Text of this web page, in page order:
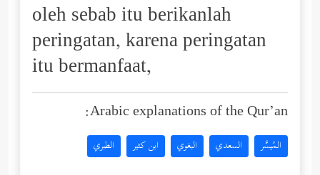
oleh sebab itu berikanlah
peringatan, karena peringatan
itu bermanfaat,
Arabic explanations of the Qur’an:
المُيسَّر السعدي البغوي ابن كثير الطبري